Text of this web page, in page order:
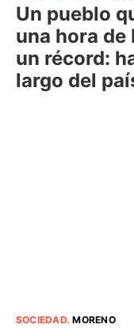
Un pueblo
una hora de
un récord:
largo del
SOCIEDAD.MORENO